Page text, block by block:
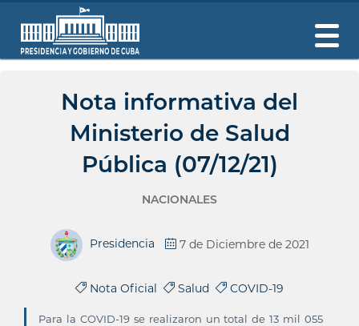
Nota informativa del
Ministerio de Salud
Pública (07/12/21)
NACIONALES
Presidencia 7 de Diciembre de 2021
Nota Oficial Salud COVID-19
Para la COVID-19 se realizaron un total de 13 mil 055